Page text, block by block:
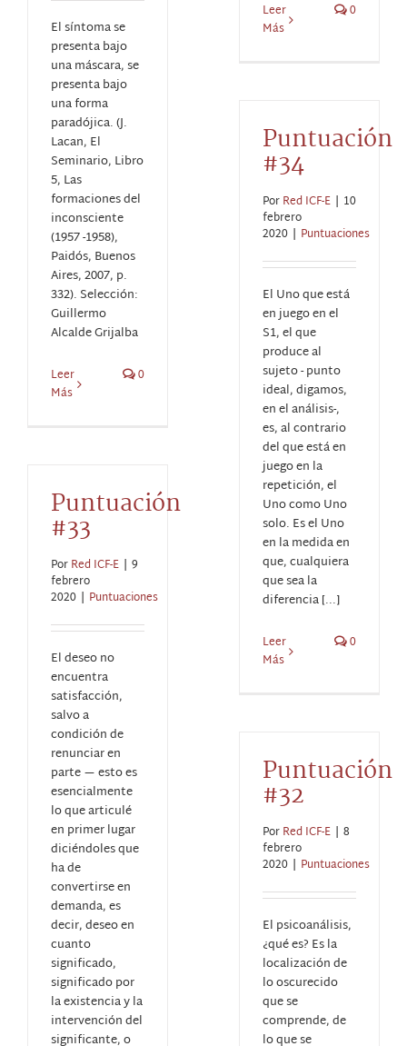
Leer
Más
0
El síntoma se
presenta bajo
una máscara, se
presenta bajo
una forma
paradójica. (J.
Lacan, El
Seminario, Libro
5, Las
formaciones del
inconsciente
(1957 -1958),
Paidós, Buenos
Aires, 2007, p.
332). Selección:
Guillermo
Alcalde Grijalba
Leer
Más
0
Puntuación
#34
PorRed ICF-E | 10
febrero
2020 | Puntuaciones
El Uno que está
en juego en el
S1, el que
produce al
sujeto - punto
ideal, digamos,
en el análisis-,
es, al contrario
del que está en
juego en la
repetición, el
Uno como Uno
solo. Es el Uno
en la medida en
que, cualquiera
que sea la
diferencia [...]
Leer
Más
0
Puntuación
#33
PorRed ICF-E | 9
febrero
2020 | Puntuaciones
El deseo no
encuentra
satisfacción,
salvo a
condición de
renunciar en
parte — esto es
esencialmente
lo que articulé
en primer lugar
diciéndoles que
ha de
convertirse en
demanda, es
decir, deseo en
cuanto
significado,
significado por
la existencia y la
intervención del
significante, o
Puntuación
#32
PorRed ICF-E | 8
febrero
2020 | Puntuaciones
El psicoanálisis,
¿qué es? Es la
localización de
lo oscurecido
que se
comprende, de
lo que se